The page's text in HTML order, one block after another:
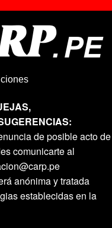
de posible acto de
comunicarte al
anónima y tratada
establecidas en la